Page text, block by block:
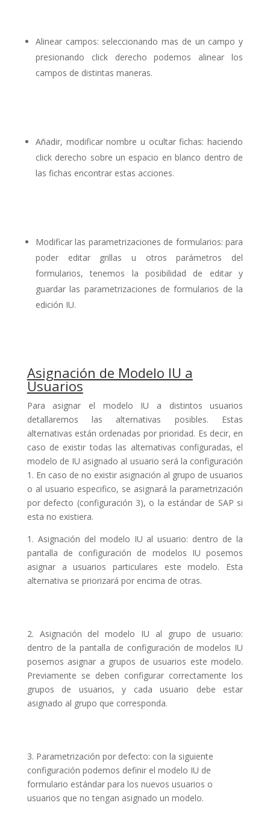
Alinear campos: seleccionando mas de un campo y
presionando click derecho podemos alinear los
campos de distintas maneras.
Añadir, modificar nombre u ocultar fichas: haciendo
click derecho sobre un espacio en blanco dentro de
las fichas encontrar estas acciones.
Modificar las parametrizaciones de formularios: para
poder editar grillas u otros parámetros del
formularios, tenemos la posibilidad de editar y
guardar las parametrizaciones de formularios de la
edición IU.
Asignación de Modelo IU a
Usuarios
Para asignar el modelo IU a distintos usuarios
detallaremos las alternativas posibles. Estas
alternativas están ordenadas por prioridad. Es decir, en
caso de existir todas las alternativas configuradas, el
modelo de IU asignado al usuario será la configuración
1. En caso de no existir asignación al grupo de usuarios
o al usuario especifico, se asignará la parametrización
por defecto (configuración 3), o la estándar de SAP si
esta no existiera.
1. Asignación del modelo IU al usuario: dentro de la
pantalla de configuración de modelos IU posemos
asignar a usuarios particulares este modelo. Esta
alternativa se priorizará por encima de otras.
2. Asignación del modelo IU al grupo de usuario:
dentro de la pantalla de configuración de modelos IU
posemos asignar a grupos de usuarios este modelo.
Previamente se deben configurar correctamente los
grupos de usuarios, y cada usuario debe estar
asignado al grupo que corresponda.
3. Parametrización por defecto: con la siguiente
configuración podemos definir el modelo IU de
formulario estándar para los nuevos usuarios o
usuarios que no tengan asignado un modelo.